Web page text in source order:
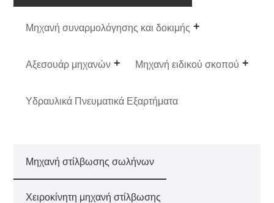
Μηχανή συναρμολόγησης και δοκιμής
Αξεσουάρ μηχανών Μηχανή ειδικού σκοπού
Υδραυλικά Πνευματικά Εξαρτήματα
Μηχανή στίλβωσης σωλήνων
Χειροκίνητη μηχανή στίλβωσης